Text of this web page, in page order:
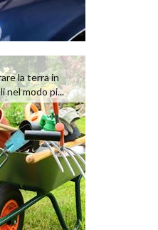
la terra in
nel modo pi...